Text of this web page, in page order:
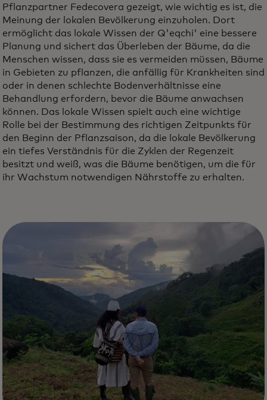
Pflanzpartner Fedecovera gezeigt, wie wichtig es ist, die
Meinung der lokalen Bevölkerung einzuholen. Dort
ermöglicht das lokale Wissen der Q'eqchi' eine bessere
Planung und sichert das Überleben der Bäume, da die
Menschen wissen, dass sie es vermeiden müssen, Bäume
in Gebieten zu pflanzen, die anfällig für Krankheiten sind
oder in denen schlechte Bodenverhältnisse eine
Behandlung erfordern, bevor die Bäume anwachsen
können. Das lokale Wissen spielt auch eine wichtige
Rolle bei der Bestimmung des richtigen Zeitpunkts für
den Beginn der Pflanzsaison, da die lokale Bevölkerung
ein tiefes Verständnis für die Zyklen der Regenzeit
besitzt und weiß, was die Bäume benötigen, um die für
ihr Wachstum notwendigen Nährstoffe zu erhalten.